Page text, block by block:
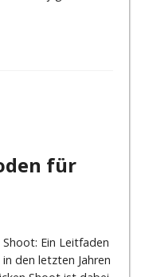
für
Shoot: Ein Leitfaden
den letzten Jahren